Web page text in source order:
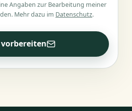
Angaben zur Bearbeitung meiner
Mehr dazu im Datenschutz.
vorbereiten